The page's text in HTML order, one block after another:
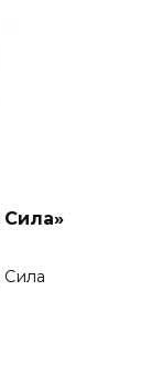
Сила»
Сила